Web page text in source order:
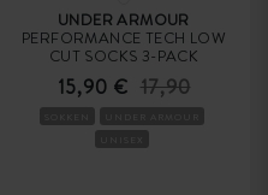
UNDER ARMOUR
PERFORMANCE TECH LOW
CUT SOCKS 3-PACK
15,90 € 17,90